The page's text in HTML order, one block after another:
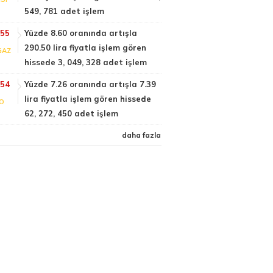
549, 781 adet işlem
Yüzde 8.60 oranında artışla
290.50 lira fiyatla işlem gören
hissede 3, 049, 328 adet işlem
Yüzde 7.26 oranında artışla 7.39
lira fiyatla işlem gören hissede
62, 272, 450 adet işlem
daha fazla